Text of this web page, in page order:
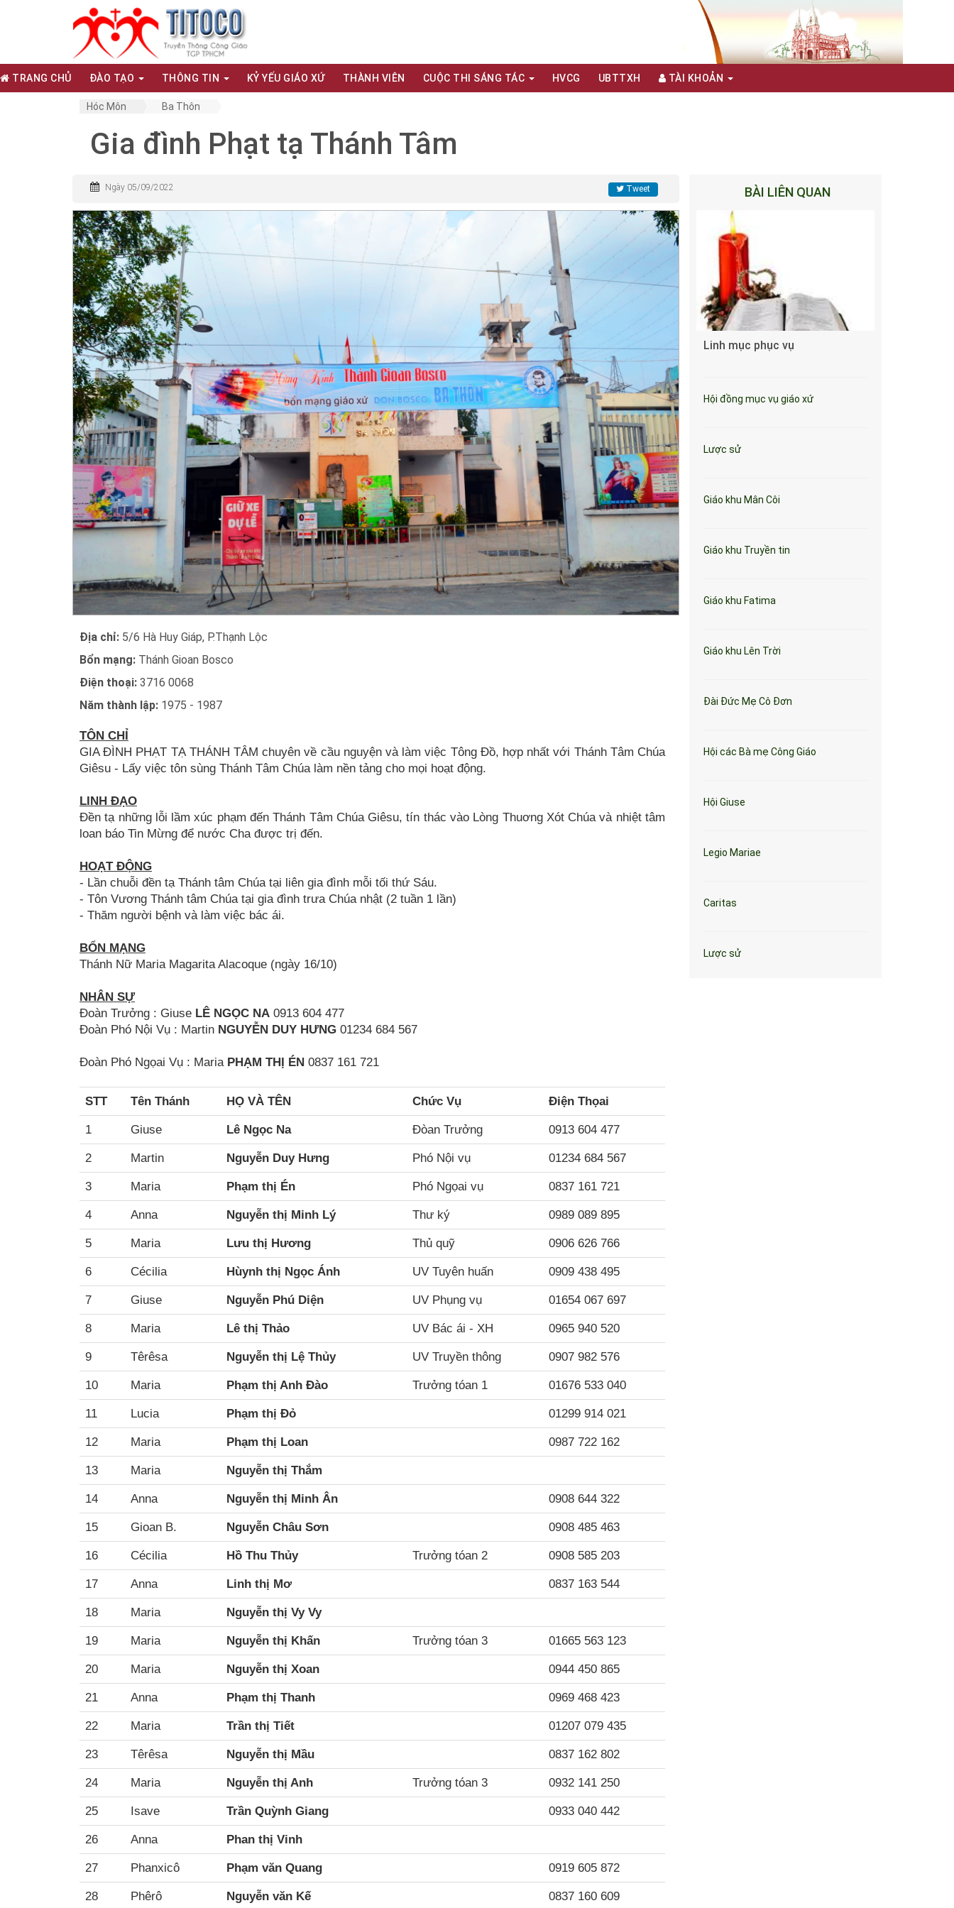
TRANG CHỦ ĐÀO TẠO THÔNG TIN KỶ YẾU GIÁO XỨ THÀNH VIÊN CUỘC THI SÁNG TÁC HVCG UBTTXH TÀI KHOẢN
Hóc Môn Ba Thôn
Gia đình Phạt tạ Thánh Tâm
Ngày 05/09/2022 Tweet
Địa chỉ: 5/6 Hà Huy Giáp, P.Thạnh Lộc
Bổn mạng: Thánh Gioan Bosco
Điện thoại: 3716 0068
Năm thành lập: 1975 - 1987
TÔN CHỈ
GIA ĐÌNH PHẠT TẠ THÁNH TÂM chuyên về cầu nguyện và làm việc Tông Đồ, hợp nhất với Thánh Tâm Chúa
Giêsu - Lấy việc tôn sùng Thánh Tâm Chúa làm nền tảng cho mọi hoạt động.
LINH ĐẠO
Đền tạ những lỗi lầm xúc phạm đến Thánh Tâm Chúa Giêsu, tín thác vào Lòng Thuơng Xót Chúa và nhiệt tâm
loan báo Tin Mừng để nước Cha được trị đến.
HOẠT ĐỘNG
- Lần chuỗi đền tạ Thánh tâm Chúa tại liên gia đình mỗi tối thứ Sáu.
- Tôn Vương Thánh tâm Chúa tại gia đình trưa Chúa nhật (2 tuần 1 lần)
- Thăm người bệnh và làm việc bác ái.
BỔN MẠNG
Thánh Nữ Maria Magarita Alacoque (ngày 16/10)
NHÂN SỰ
Đoàn Trưởng : Giuse LÊ NGỌC NA 0913 604 477
Đoàn Phó Nội Vụ : Martin NGUYỄN DUY HƯNG 01234 684 567
Đoàn Phó Ngọai Vụ : Maria PHẠM THỊ ÉN 0837 161 721
STT Tên Thánh HỌ VÀ TÊN Chức Vụ Điện Thọai
1 Giuse Lê Ngọc Na Đòan Trưởng 0913 604 477
2 Martin Nguyễn Duy Hưng Phó Nội vụ 01234 684 567
3 Maria Phạm thị Én Phó Ngọai vụ 0837 161 721
4 Anna Nguyễn thị Minh Lý Thư ký 0989 089 895
5 Maria Lưu thị Hương Thủ quỹ 0906 626 766
6 Cécilia Hùynh thị Ngọc Ánh UV Tuyên huấn 0909 438 495
7 Giuse Nguyễn Phú Diện UV Phụng vụ 01654 067 697
8 Maria Lê thị Thảo UV Bác ái - XH 0965 940 520
9 Têrêsa Nguyễn thị Lệ Thủy UV Truyền thông 0907 982 576
10 Maria Phạm thị Anh Đào Trưởng tóan 1 01676 533 040
11 Lucia Phạm thị Đỏ 01299 914 021
12 Maria Phạm thị Loan 0987 722 162
13 Maria Nguyễn thị Thắm
14 Anna Nguyễn thị Minh Ân 0908 644 322
15 Gioan B. Nguyễn Châu Sơn 0908 485 463
16 Cécilia Hồ Thu Thủy Trưởng tóan 2 0908 585 203
17 Anna Linh thị Mơ 0837 163 544
18 Maria Nguyễn thị Vy Vy
19 Maria Nguyễn thị Khấn Trưởng tóan 3 01665 563 123
20 Maria Nguyễn thị Xoan 0944 450 865
21 Anna Phạm thị Thanh 0969 468 423
22 Maria Trần thị Tiết 01207 079 435
23 Têrêsa Nguyễn thị Mầu 0837 162 802
24 Maria Nguyễn thị Anh Trưởng tóan 3 0932 141 250
25 Isave Trần Quỳnh Giang 0933 040 442
26 Anna Phan thị Vinh
27 Phanxicô Phạm văn Quang 0919 605 872
28 Phêrô Nguyễn văn Kế 0837 160 609
BÀI LIÊN QUAN
Linh mục phục vụ
Hội đồng mục vụ giáo xứ
Lược sử
Giáo khu Mân Côi
Giáo khu Truyền tin
Giáo khu Fatima
Giáo khu Lên Trời
Đài Đức Mẹ Cô Đơn
Hội các Bà mẹ Công Giáo
Hội Giuse
Legio Mariae
Caritas
Lược sử